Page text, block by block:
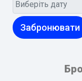
Забронювати